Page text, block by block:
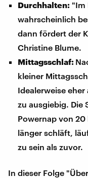
Durchhalten: "Im
wahrscheinlich
dann fördert der
Christine Blume.
Mittagsschlaf:
kleiner
Idealerweise
zu ausgiebig. Die
Powernap von
länger schläft,
zu sein als zuvor.
In dieser Folge